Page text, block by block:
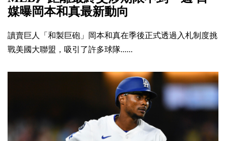
媒曝岡本和真最新動向
讀賣巨人「和製巨砲」岡本和真在季後正式透過入札制度挑
戰美國大聯盟，吸引了許多球隊......